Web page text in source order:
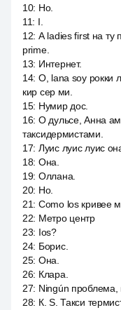
10: Но.
11: I.
12: А ladies first на ту
prime.
13: Интернет.
14: О, lana soy рокки
кир сер ми.
15: Нумир дос.
16: О дульсе, Анна
таксидермистами.
17: Луис луис луис
18: Она.
19: Оллана.
20: Но.
21: Como los кривее
22: Метро центр
23: Ios?
24: Борис.
25: Она.
26: Клара.
27: Ningún проблема,
28: К. S. Такси